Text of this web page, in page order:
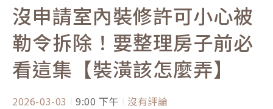
沒申請室內裝修許可小心被
勒令拆除！要整理房子前必
看這集【裝潢該怎麼弄】
2026-03-03 9:00 下午 沒有評論